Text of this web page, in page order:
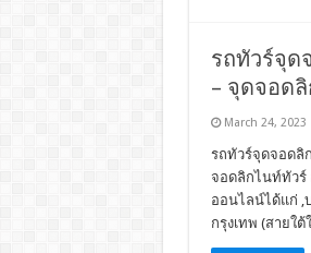
รถทัวร์จุด
– จุดจอด
March 24, 2023
รถทัวร์จุดจอดลิ
จอดลิกไนท์ทัวร์
ออนไลน์ได้แก่ ,
กรุงเทพ (สายใ